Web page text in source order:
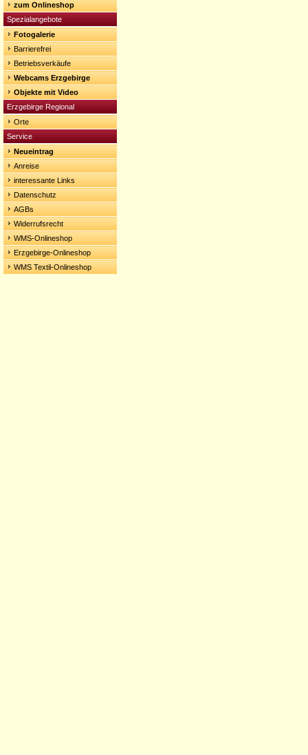
zum Onlineshop
Spezialangebote
Fotogalerie
Barrierefrei
Betriebsverkäufe
Webcams Erzgebirge
Objekte mit Video
Erzgebirge Regional
Orte
Service
Neueintrag
Anreise
interessante Links
Datenschutz
AGBs
Widerrufsrecht
WMS-Onlineshop
Erzgebirge-Onlineshop
WMS Textil-Onlineshop